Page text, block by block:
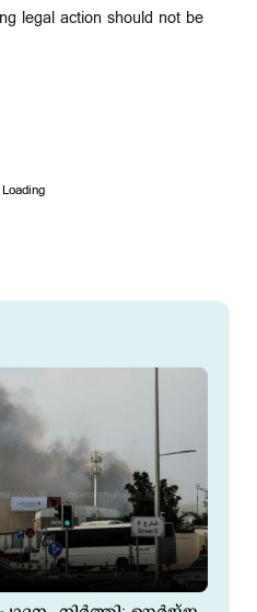
legal action should not be